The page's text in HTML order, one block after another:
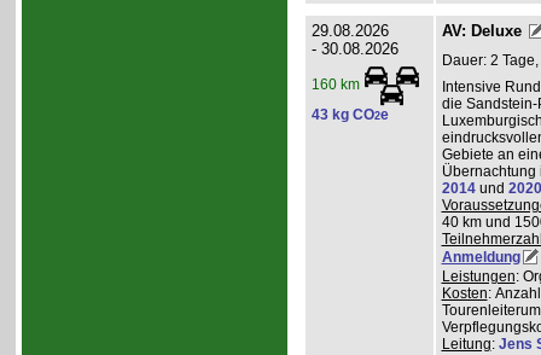
29.08.2026
- 30.08.2026
160 km
43 kg CO2e
AV: Deluxe
Dauer: 2
Intensive
die
Gebiete an
Übernachtung
2014und 2020
40 km und
Anmeldung
Leistungen:
Kosten:
Leitung: Jens